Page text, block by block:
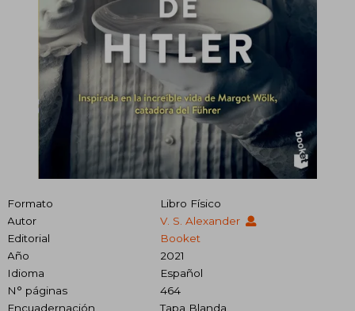
Formato
Libro Físico
Autor
V. S. Alexander
Editorial
Booket
Año
2021
Idioma
Español
N° páginas
464
Encuadernación
Tapa Blanda